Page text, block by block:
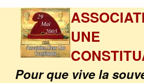
UNE
Pour que vive la